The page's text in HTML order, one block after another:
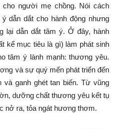
người mẹ chồng. Nói cách
dẫn dắt cho hành động nhưng
lại dẫn dắt tâm ý. Ở đây, hành
kể mục tiêu là gì) làm phát sinh
tâm ý lành mạnh: thương yêu.
và sự quý mến phát triển đến
ganh ghét tan biến. Từ vũng
dưỡng chất thương yêu kết tụ
nở ra, tỏa ngát hương thơm.